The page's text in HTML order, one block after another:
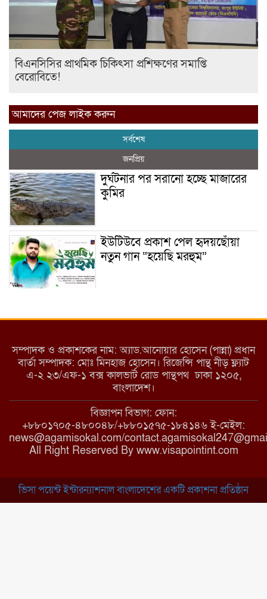
বিএনসিসির প্রাথমিক চিকিৎসা প্রশিক্ষণের সমাপ্তি
বেরোবিতে!
আমাদের পেজ লাইক করুন
সর্বশেষ
জনপ্রিয়
দুর্ঘটনার পর সরানো হচ্ছে মাজারের
কুমির
ইউটিউবে প্রকাশ পেল হৃদয়ছোঁয়া
নতুন গান “হয়েছি মরহুম”
মরণ নেশা
মাধবপুরে কমিউনিটি ক্লিনিকে
অনিয়মের অভিযোগ
রাজবাড়ী: বালিয়াকান্দিতে কিশোরীর
ঝুলন্ত মরদেহ উদ্ধার
সম্পাদক ও প্রকাশকের নাম: অ্যাড.আনোয়ার হোসেন (পান্না) প্রধান
বার্তা সম্পাদক: মোঃ মিনহাজ হোসেন। রিজেন্সি পান্থ নীড় ফ্ল্যাট
এ-২ ২৩/এফ-১ বক্স কালভার্ট রোড পান্থপথ ঢাকা ১২০৫,
বাংলাদেশ।
বিজ্ঞাপন বিভাগ: ফোন:
+৮৮০১৭০৫-৪৮০০৪৮/+৮৮০১৫৭৫-১৮৪১৪৬ ই-মেইল:
news@agamisokal.com/
All Right Reserved By www.visapointint.com
ভিসা পয়েন্ট ইন্টারন্যাশনাল বাংলাদেশের একটি প্রকাশনা প্রতিষ্ঠান